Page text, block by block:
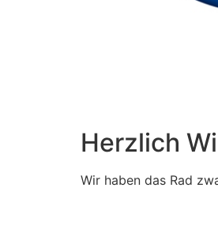
Herzlich
Wir haben das Rad